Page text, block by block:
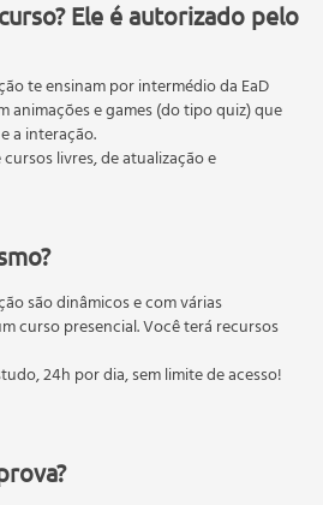
arterial
arterial
ao paciente hipertenso
aferição da pressão arterial
da pressão arterial
medida da pressão arterial
da pressão arterial
da pressão arterial
na atenção ao
Ele é autorizado pelo
te ensinam por intermédio da EaD
animações e games (do tipo quiz) que
a interação.
livres, de atualização e
destinados a proporcionar ao
permitam o desenvolvimento de
trata da política nacional de
apenas cursos de graduação e
e profissionalizantes são
Estaduais de Educação.
são dinâmicos e com várias
curso presencial. Você terá recursos
24h por dia, sem limite de acesso!